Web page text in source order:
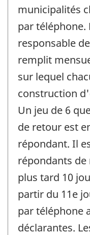
municipalités
par
responsable
remplit
sur lequel
construction
Un jeu de 6
de retour est
répondant. Il
répondants
plus tard 10
partir du 11e
par téléphone
déclarantes.